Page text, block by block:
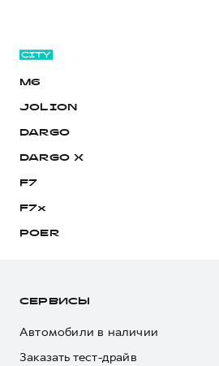
M6
JOLION
DARGO
DARGO Х
F7
F7x
POER
СЕРВИСЫ
Автомобили в наличии
Заказать тест-драйв